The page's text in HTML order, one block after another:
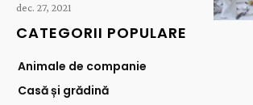
dec. 27, 2021
CATEGORII POPULARE
Animale de companie
Casă și grădină